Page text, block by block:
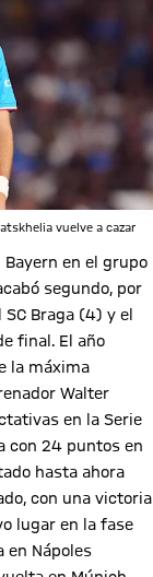
vuelve a cazar
Bayern en el grupo
segundo, por
Braga (4) y el
final. El año
la máxima
Walter
en la Serie
con 24 puntos en
hasta ahora
con una victoria
lugar en la fase
en Nápoles